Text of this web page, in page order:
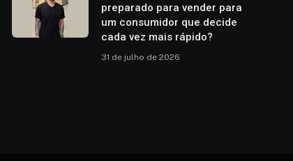
preparado para vender para
um consumidor que decide
cada vez mais rápido?
31 de julho de 2026